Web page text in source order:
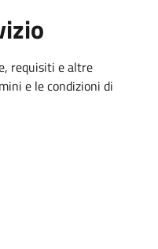
requisiti e altre
e le condizioni di